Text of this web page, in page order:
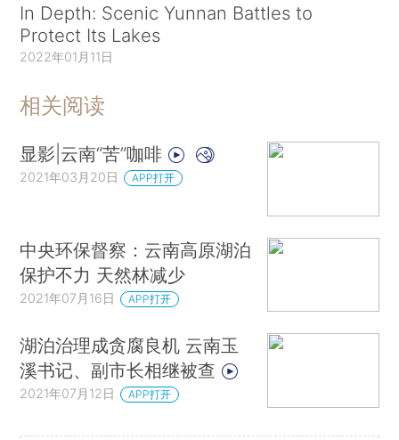
In Depth: Scenic Yunnan Battles to
Protect Its Lakes
2022年01月11日
相关阅读
显影|云南“苦”咖啡
2021年03月20日 APP打开
中央环保督察：云南高原湖泊
保护不力 天然林减少
2021年07月16日 APP打开
湖泊治理成贪腐良机 云南玉
溪书记、副市长相继被查
2021年07月12日 APP打开